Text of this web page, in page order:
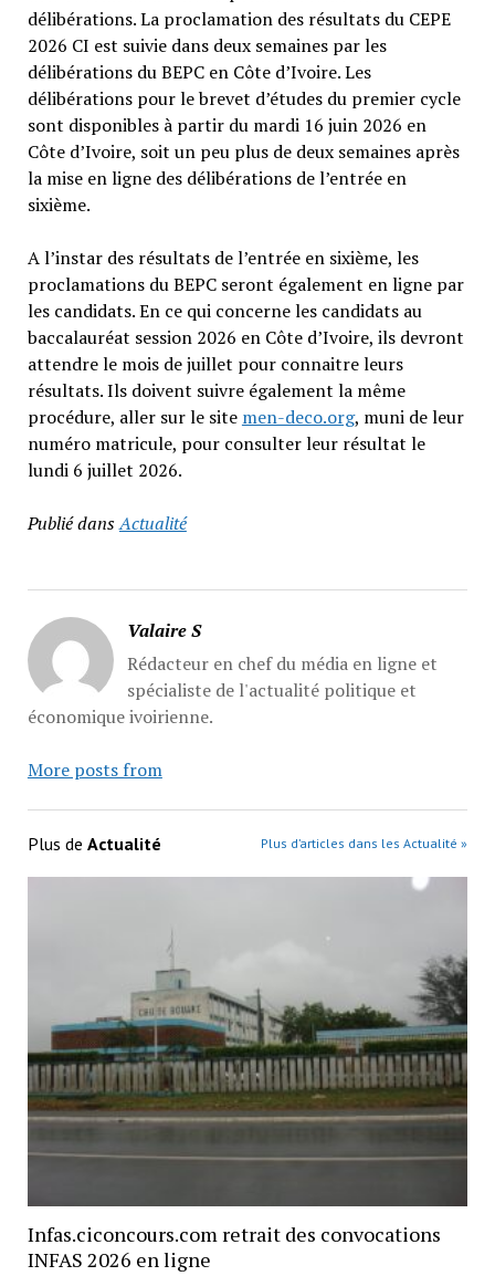
délibérations. La proclamation des résultats du CEPE
2026 CI est suivie dans deux semaines par les
délibérations du BEPC en Côte d’Ivoire. Les
délibérations pour le brevet d’études du premier cycle
sont disponibles à partir du mardi 16 juin 2026 en
Côte d’Ivoire, soit un peu plus de deux semaines après
la mise en ligne des délibérations de l’entrée en
sixième.
A l’instar des résultats de l’entrée en sixième, les
proclamations du BEPC seront également en ligne par
les candidats. En ce qui concerne les candidats au
baccalauréat session 2026 en Côte d’Ivoire, ils devront
attendre le mois de juillet pour connaitre leurs
résultats. Ils doivent suivre également la même
procédure, aller sur le site men-deco.org, muni de leur
numéro matricule, pour consulter leur résultat le
lundi 6 juillet 2026.
Publié dansActualité
Valaire S
Rédacteur en chef du média en ligne et
spécialiste de l'actualité politique et
économique ivoirienne.
More posts from
Plus de Actualité Plus d’articles dans les Actualité »
Infas.ciconcours.com retrait des convocations
INFAS 2026 en ligne